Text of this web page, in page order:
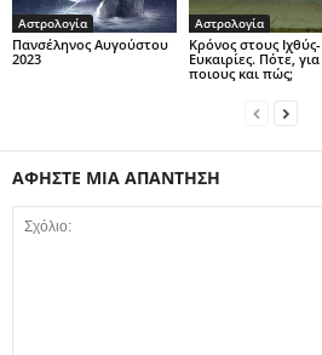
Αστρολογία
Πανσέληνος Αυγούστου
2023
Αστρολογία
Κρόνος στους Ιχθύς-
Ευκαιρίες. Πότε, για
ποιους και πώς;
ΑΦΗΣΤΕ ΜΙΑ ΑΠΑΝΤΗΣΗ